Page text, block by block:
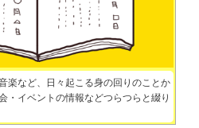
楽など、日々起こる身の回りのことか
・イベントの情報などつらつらと綴り